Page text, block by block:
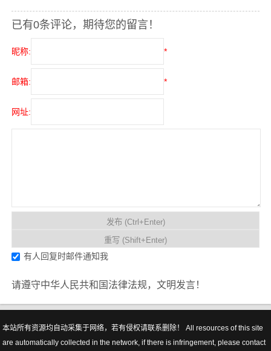
已有0条评论，期待您的留言！
昵称: *
邮箱: *
网址:
有人回复时邮件通知我
请遵守中华人民共和国法律法规，文明发言！
本站所有资源均自动采集于网络，若有侵权请联系删除！ All resources of this site
are automatically collected in the network, if there is infringement, please contact